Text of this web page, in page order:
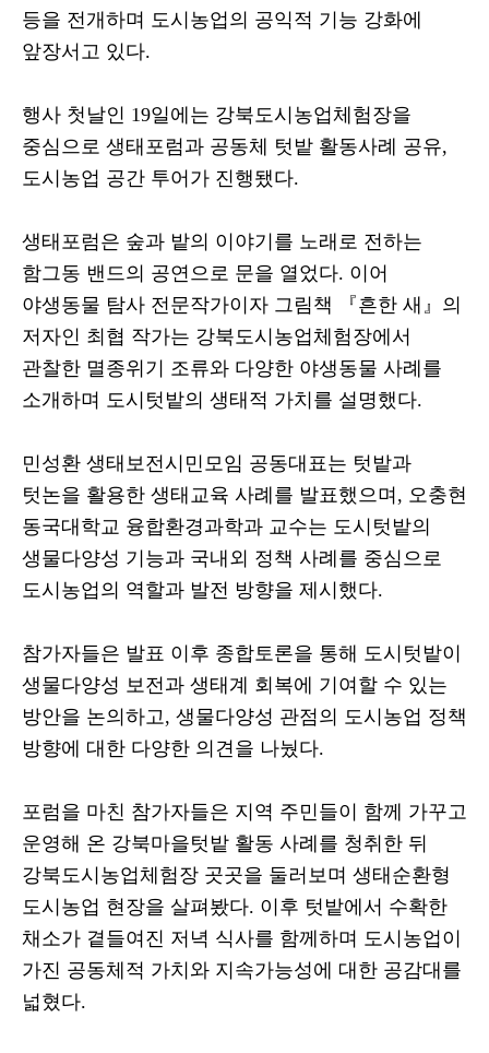
등을 전개하며 도시농업의 공익적 기능 강화에
앞장서고 있다.
행사 첫날인 19일에는 강북도시농업체험장을
중심으로 생태포럼과 공동체 텃밭 활동사례 공유,
도시농업 공간 투어가 진행됐다.
생태포럼은 숲과 밭의 이야기를 노래로 전하는
함그동 밴드의 공연으로 문을 열었다. 이어
야생동물 탐사 전문작가이자 그림책
『흔한 새 』 의
저자인 최협 작가는 강북도시농업체험장에서
관찰한 멸종위기 조류와 다양한 야생동물 사례를
소개하며 도시텃밭의 생태적 가치를 설명했다.
민성환 생태보전시민모임 공동대표는 텃밭과
텃논을 활용한 생태교육 사례를 발표했으며 , 오충현
동국대학교 융합환경과학과 교수는 도시텃밭의
생물다양성 기능과 국내외 정책 사례를 중심으로
도시농업의 역할과 발전 방향을 제시했다.
참가자들은 발표 이후 종합토론을 통해 도시텃밭이
생물다양성 보전과 생태계 회복에 기여할 수 있는
방안을 논의하고, 생물다양성 관점의 도시농업 정책
방향에 대한 다양한 의견을 나눴다.
포럼을 마친 참가자들은 지역 주민들이 함께 가꾸고
운영해 온 강북마을텃밭 활동 사례를 청취한 뒤
강북도시농업체험장 곳곳을 둘러보며 생태순환형
도시농업 현장을 살펴봤다. 이후 텃밭에서 수확한
채소가 곁들여진 저녁 식사를 함께하며 도시농업이
가진 공동체적 가치와 지속가능성에 대한 공감대를
넓혔다.